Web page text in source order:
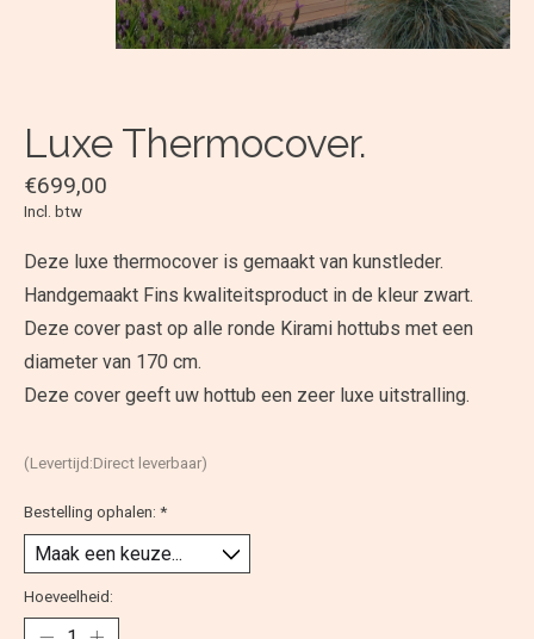
Luxe Thermocover.
€699,00
Incl. btw
Deze luxe thermocover is gemaakt van kunstleder.
Handgemaakt Fins kwaliteitsproduct in de kleur zwart.
Deze cover past op alle ronde Kirami hottubs met een
diameter van 170 cm.
Deze cover geeft uw hottub een zeer luxe uitstralling.
(Levertijd:Direct leverbaar)
Bestelling ophalen: *
Hoeveelheid: